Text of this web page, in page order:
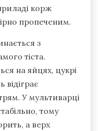
корж
пропеченим.
з
тіста.
на яйцях, цукрі
відіграє
У мультиварці
тому
а верх